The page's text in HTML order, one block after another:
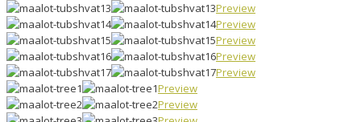
Preview
Preview
Preview
Preview
Preview
Preview
Preview